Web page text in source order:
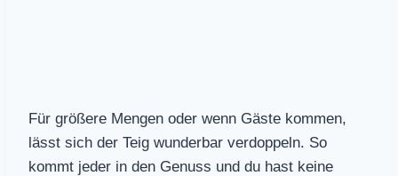
Für größere Mengen oder wenn Gäste kommen,
lässt sich der Teig wunderbar verdoppeln. So
kommt jeder in den Genuss und du hast keine